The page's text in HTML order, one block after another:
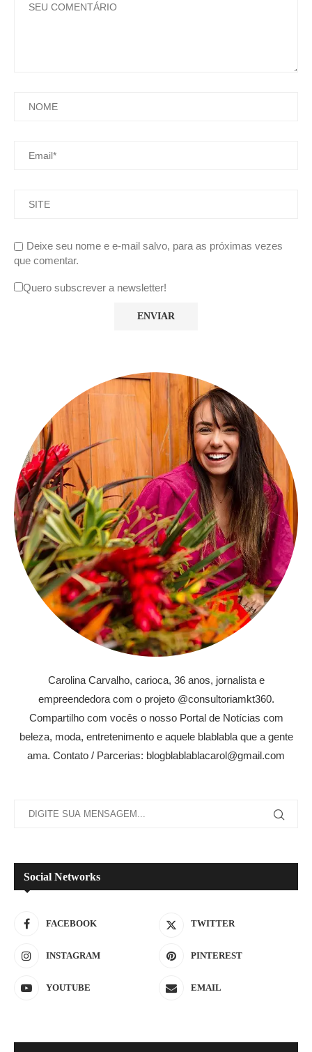
Deixe seu nome e e-mail salvo, para as próximas vezes
que comentar.
Quero subscrever a newsletter!
Carolina Carvalho, carioca, 36 anos, jornalista e
empreendedora com o projeto @consultoriamkt360.
Compartilho com vocês o nosso Portal de Notícias com
beleza, moda, entretenimento e aquele blablabla que a gente
ama. Contato / Parcerias: blogblablablacarol@gmail.com
Social Networks
FACEBOOK TWITTER
INSTAGRAM PINTEREST
YOUTUBE EMAIL